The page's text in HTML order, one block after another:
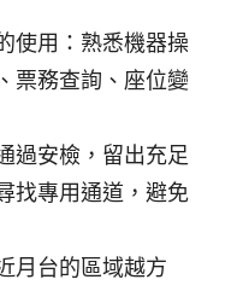
使用：熟悉機器操
票務查詢、座位變
過安檢，留出充足
找專用通道，避免
月台的區域越方